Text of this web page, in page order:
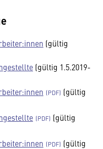
(gültig
(gültig 1.5.2019-
(gültig
(gültig
(gültig